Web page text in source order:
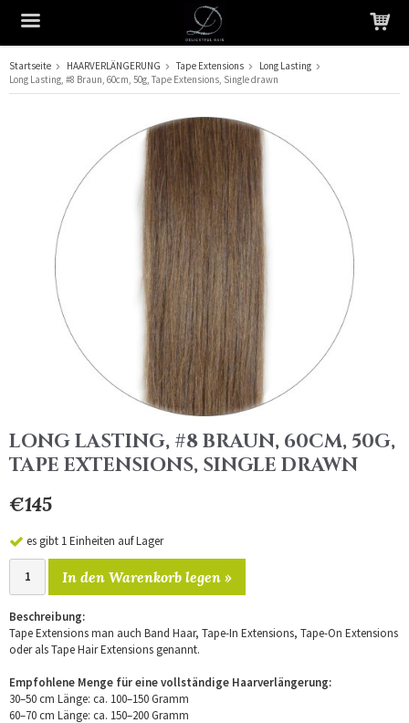
Das Produkt wurde in Ihren Warenkorb gelegt
Startseite HAARVERLÄNGERUNG Tape Extensions
Long Lasting
Long Lasting, #8 Braun, 60cm, 50g, Tape Extensions, Single drawn
LONG LASTING, #8 BRAUN, 60CM, 50G,
TAPE EXTENSIONS, SINGLE DRAWN
€145
es gibt 1 Einheiten auf Lager
In den Warenkorb legen »
Beschreibung:
Tape Extensions man auch Band Haar, Tape-In Extensions, Tape-On Extensions
oder als Tape Hair Extensions genannt.
Empfohlene Menge für eine vollständige Haarverlängerung:
30–50 cm Länge: ca. 100–150 Gramm
60–70 cm Länge: ca. 150–200 Gramm